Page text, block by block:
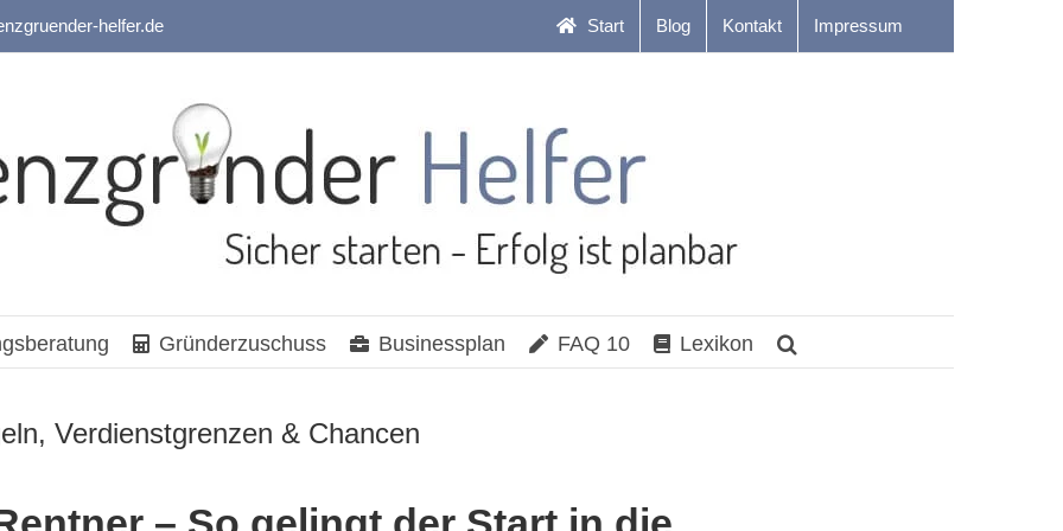
helfer.de Start Blog Kontakt Impressum
Gründerzuschuss Businessplan FAQ 10 Lexikon
Verdienstgrenzen & Chancen